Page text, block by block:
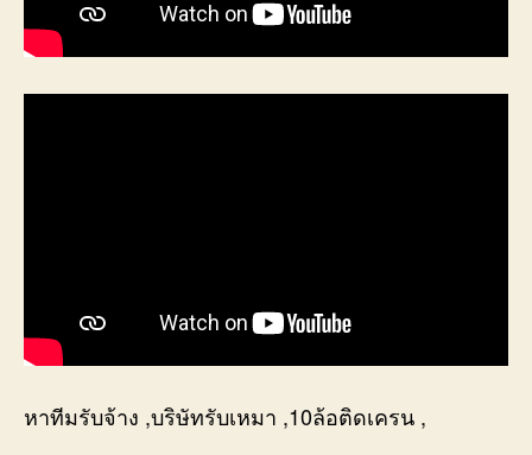
หาทีมรับจ้าง ,บริษัทรับเหมา ,10ล้อติดเครน ,